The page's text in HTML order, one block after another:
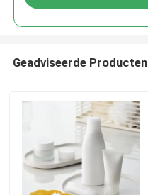
Geadviseerde Producten